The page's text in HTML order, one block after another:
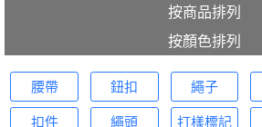
按商品排列
按顏色排列
腰帶 鈕扣 繩子
扣件 繩頭 打樣標記